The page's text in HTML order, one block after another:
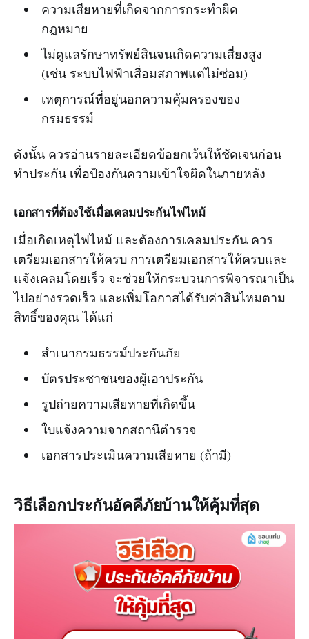
ความเสียหายที่เกิดจากการกระทำผิด
กฎหมาย
ไม่ดูแลรักษาทรัพย์สินจนเกิดความเสี่ยงสูง
(เช่น ระบบไฟฟ้าเสื่อมสภาพแต่ไม่ซ่อม)
เหตุการณ์ที่อยู่นอกความคุ้มครองของ
กรมธรรม์
ดังนั้น ควรอ่านรายละเอียดข้อยกเว้นให้ชัดเจนก่อน
ทำประกัน เพื่อป้องกันความเข้าใจผิดในภายหลัง
เอกสารที่ต้องใช้เมื่อเคลมประกันไฟไหม้
เมื่อเกิดเหตุไฟไหม้ และต้องการเคลมประกัน ควร
เตรียมเอกสารให้ครบ การเตรียมเอกสารให้ครบและ
แจ้งเคลมโดยเร็ว จะช่วยให้กระบวนการพิจารณาเป็น
ไปอย่างรวดเร็ว และเพิ่มโอกาสได้รับค่าสินไหมตาม
สิทธิ์ของคุณ ได้แก่
สำเนากรมธรรม์ประกันภัย
บัตรประชาชนของผู้เอาประกัน
รูปถ่ายความเสียหายที่เกิดขึ้น
ใบแจ้งความจากสถานีตำรวจ
เอกสารประเมินความเสียหาย (ถ้ามี)
วิธีเลือกประกันอัคคีภัยบ้านให้คุ้มที่สุด